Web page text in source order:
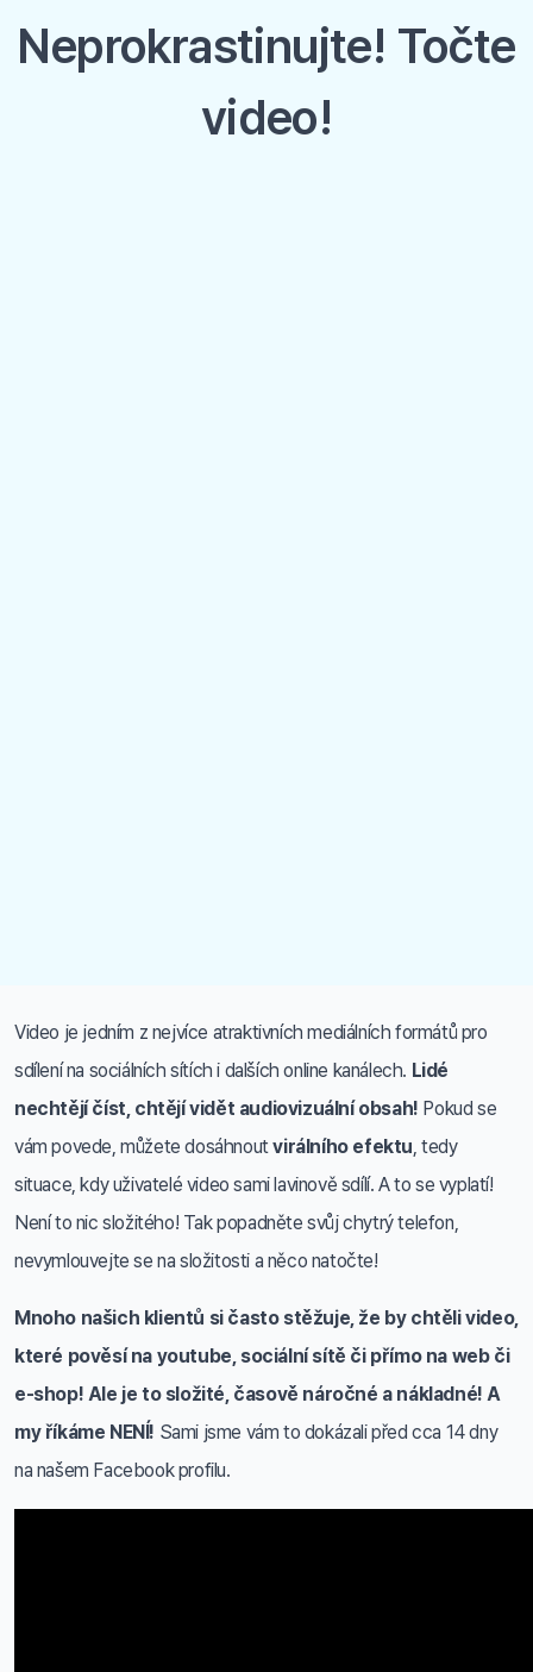
Neprokrastinujte! Točte
video!
Video je jedním z nejvíce atraktivních mediálních formátů pro
sdílení na sociálních sítích i dalších online kanálech. Lidé
nechtějí číst, chtějí vidět audiovizuální obsah! Pokud se
vám povede, můžete dosáhnoutvirálního efektu, tedy
situace, kdy uživatelé video sami lavinově sdílí. A to se vyplatí!
Není to nic složitého! Tak popadněte svůj chytrý telefon,
nevymlouvejte se na složitosti a něco natočte!
Mnoho našich klientů si často stěžuje, že by chtěli video,
které pověsí na youtube, sociální sítě či přímo na web či
e-shop! Ale je to složité, časově náročné a nákladné! A
my říkáme NENÍ! Sami jsme vám to dokázali před cca 14 dny
na našem Facebook profilu.